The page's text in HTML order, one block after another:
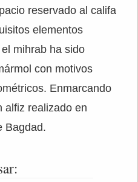
reservado al califa
elementos
mihrab ha sido
con motivos
Enmarcando
alfiz realizado en
Bagdad.